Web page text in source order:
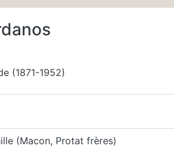
(1871-1952)
(Macon, Protat frères)